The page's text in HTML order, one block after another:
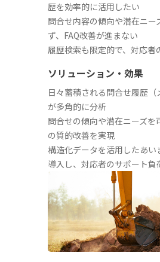
歴を効率的に活用したい
問合せ内容の傾向や潜在ニー
ず、FAQ改善が進まない
履歴検索も限定的で、対応者
ソリューション・効果
日々蓄積される問合せ履歴（
が多角的に分析
問合せの傾向や潜在ニーズを
の質的改善を実現
構造化データを活用したあい
導入し、対応者のサポート負